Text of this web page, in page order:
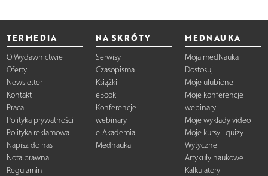
TERMEDIA
O Wydawnictwie
Oferty
Newsletter
Kontakt
Praca
Polityka prywatności
Polityka reklamowa
Napisz do nas
Nota prawna
Regulamin
NA SKRÓTY
Serwisy
Czasopisma
Książki
eBooki
Konferencje i
webinary
e-Akademia
Mednauka
MEDNAUKA
Moja medNauka
Dostosuj
Moje ulubione
Moje konferencje i
webinary
Moje wykłady video
Moje kursy i quizy
Wytyczne
Artykuły naukowe
Kalkulatory